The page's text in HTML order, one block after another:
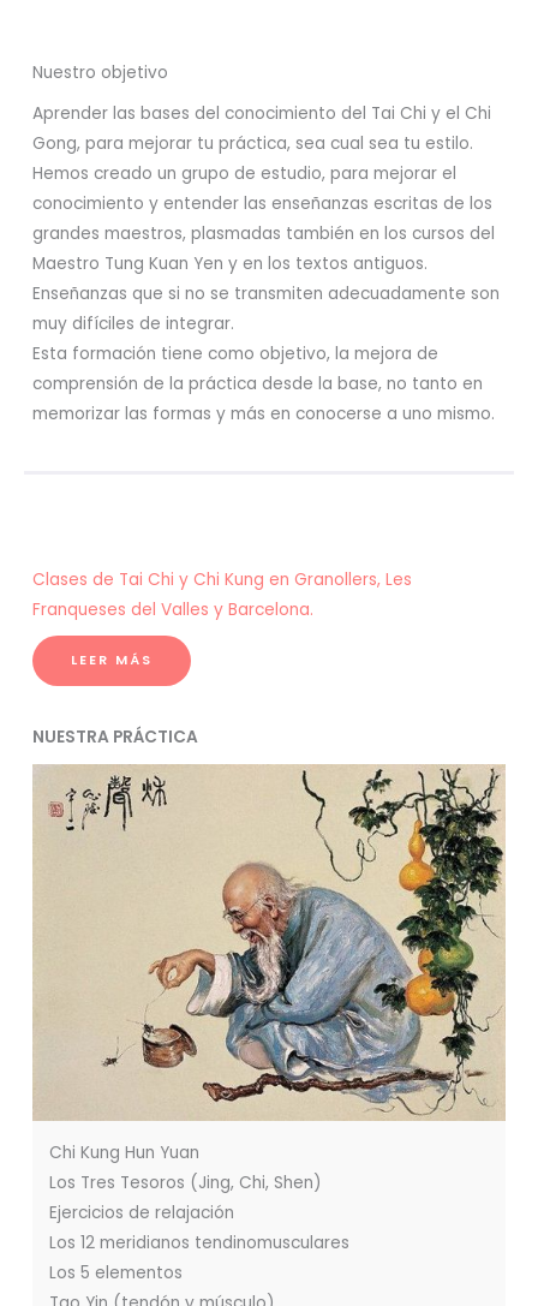
Nuestro objetivo
Aprender las bases del conocimiento del Tai Chi y el Chi
Gong, para mejorar tu práctica, sea cual sea tu estilo.
Hemos creado un grupo de estudio, para mejorar el
conocimiento y entender las enseñanzas escritas de los
grandes maestros, plasmadas también en los cursos del
Maestro Tung Kuan Yen y en los textos antiguos.
Enseñanzas que si no se transmiten adecuadamente son
muy difíciles de integrar.
Esta formación tiene como objetivo, la mejora de
comprensión de la práctica desde la base, no tanto en
memorizar las formas y más en conocerse a uno mismo.
Clases de Tai Chi y Chi Kung en Granollers, Les
Franqueses del Valles y Barcelona.
LEER MÁS
NUESTRA PRÁCTICA
Chi Kung Hun Yuan
Los Tres Tesoros (Jing, Chi, Shen)
Ejercicios de relajación
Los 12 meridianos tendinomusculares
Los 5 elementos